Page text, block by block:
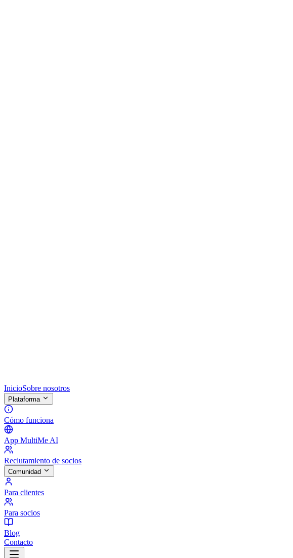
InicioSobre nosotros
Plataforma
Cómo funciona
App MultiMe AI
Reclutamiento de socios
Comunidad
Para clientes
Para socios
Blog
Contacto